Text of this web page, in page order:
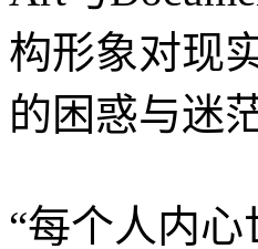
构形象对现
的困惑与迷茫
“每个人内